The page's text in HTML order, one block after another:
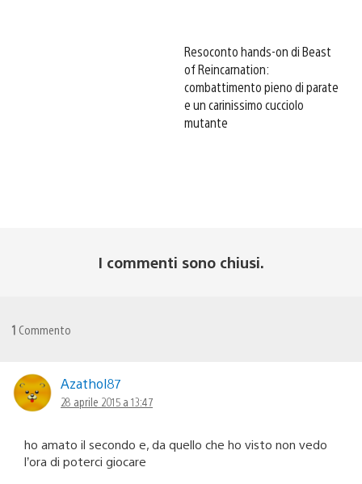
Resoconto hands-on di Beast
of Reincarnation:
combattimento pieno di parate
e un carinissimo cucciolo
mutante
I commenti sono chiusi.
1 Commento
Azathol87
28 aprile 2015 a 13:47
ho amato il secondo e, da quello che ho visto non vedo
l’ora di poterci giocare